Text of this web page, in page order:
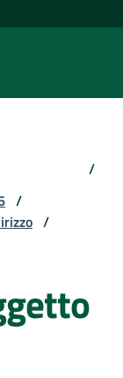
/
/
/